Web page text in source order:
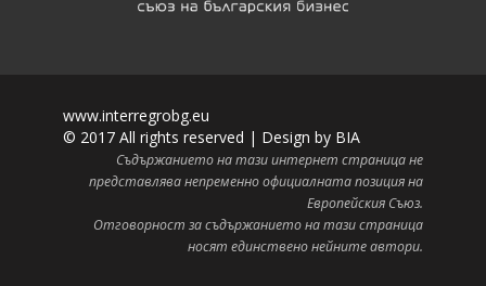
www.interregrobg.eu
© 2017 All rights reserved | Design by BIA
Съдържанието на тази интернет страница не
представлява непременно официалната позиция на
Европейския Съюз.
Отговорност за съдържанието на тази страница
носят единствено нейните автори.